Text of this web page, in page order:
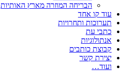
הבריחה המוזרה מארץ האותיות
עוד קו אחד
תערוכות ותחרויות
כתבי עת
אנתולוגיות
קבוצת כותבים
יצירת קשר
ועוד…